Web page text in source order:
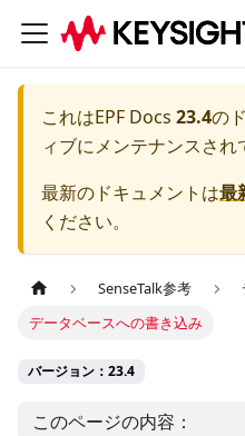
これはEPF Docs 23.4の
ィブにメンテナンスされ
最新のドキュメントは最
ください。
SenseTalk参考
データベースへの書き込み
バージョン：23.4
このページの内容：